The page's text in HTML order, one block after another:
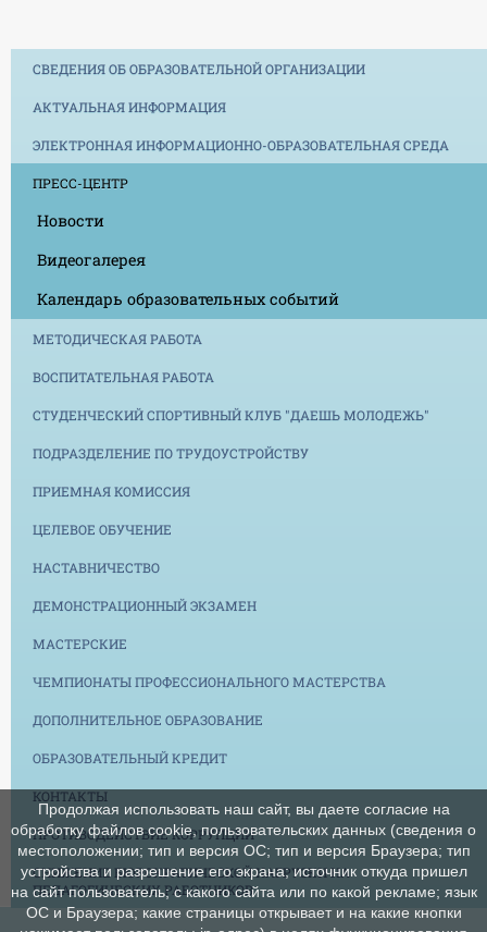
СВЕДЕНИЯ ОБ ОБРАЗОВАТЕЛЬНОЙ ОРГАНИЗАЦИИ
АКТУАЛЬНАЯ ИНФОРМАЦИЯ
ЭЛЕКТРОННАЯ ИНФОРМАЦИОННО-ОБРАЗОВАТЕЛЬНАЯ СРЕДА
ПРЕСС-ЦЕНТР
Новости
Видеогалерея
Календарь образовательных событий
МЕТОДИЧЕСКАЯ РАБОТА
ВОСПИТАТЕЛЬНАЯ РАБОТА
СТУДЕНЧЕСКИЙ СПОРТИВНЫЙ КЛУБ "ДАЕШЬ МОЛОДЕЖЬ"
ПОДРАЗДЕЛЕНИЕ ПО ТРУДОУСТРОЙСТВУ
ПРИЕМНАЯ КОМИССИЯ
ЦЕЛЕВОЕ ОБУЧЕНИЕ
НАСТАВНИЧЕСТВО
ДЕМОНСТРАЦИОННЫЙ ЭКЗАМЕН
МАСТЕРСКИЕ
ЧЕМПИОНАТЫ ПРОФЕССИОНАЛЬНОГО МАСТЕРСТВА
ДОПОЛНИТЕЛЬНОЕ ОБРАЗОВАНИЕ
ОБРАЗОВАТЕЛЬНЫЙ КРЕДИТ
КОНТАКТЫ
ПРОТИВОДЕЙСТВИЕ КОРРУПЦИИ
СНИЖЕНИЕ БЮРОКРАТИЧЕСКОЙ НАГРУЗКИ НА
ПЕДАГОГИЧЕСКИХ РАБОТНИКОВ
Продолжая использовать наш сайт, вы даете согласие на
обработку файлов cookie, пользовательских данных (сведения о
местоположении; тип и версия ОС; тип и версия Браузера; тип
устройства и разрешение его экрана; источник откуда пришел
на сайт пользователь; с какого сайта или по какой рекламе; язык
ОС и Браузера; какие страницы открывает и на какие кнопки